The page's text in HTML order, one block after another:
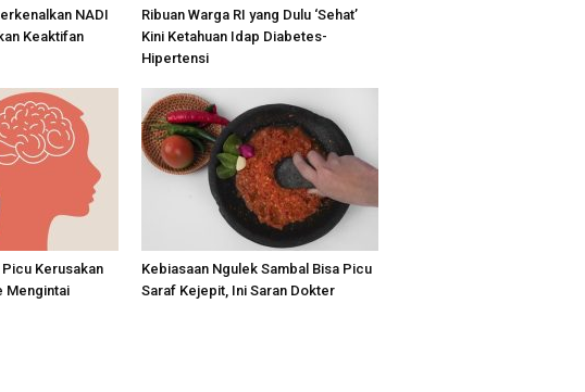
NADI
Keaktifan
Ribuan Warga RI yang Dulu ‘Sehat’
Kini Ketahuan Idap Diabetes-
Hipertensi
Picu Kerusakan
Mengintai
Kebiasaan Ngulek Sambal Bisa Picu
Saraf Kejepit, Ini Saran Dokter